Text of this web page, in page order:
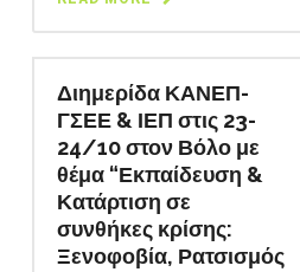
Διημερίδα ΚΑΝΕΠ-
ΓΣΕΕ & ΙΕΠ στις 23-
24/10 στον Βόλο με
θέμα “Εκπαίδευση &
Κατάρτιση σε
συνθήκες κρίσης:
Ξενοφοβία, Ρατσισμός